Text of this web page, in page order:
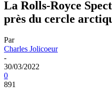
La Rolls-Royce
près du cercle
Par
Charles Jolicoeur
-
30/03/2022
0
891